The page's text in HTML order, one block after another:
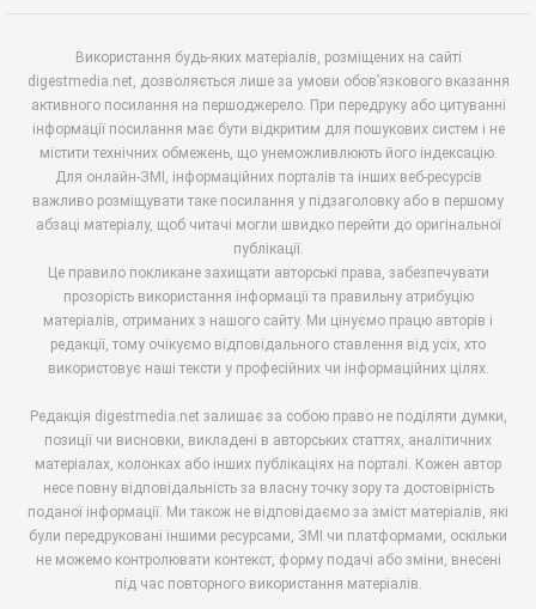
Використання будь-яких матеріалів, розміщених на сайті
digestmedia.net, дозволяється лише за умови обов’язкового вказання
активного посилання на першоджерело. При передруку або цитуванні
інформації посилання має бути відкритим для пошукових систем і не
містити технічних обмежень, що унеможливлюють його індексацію.
Для онлайн-ЗМІ, інформаційних порталів та інших веб-ресурсів
важливо розміщувати таке посилання у підзаголовку або в першому
абзаці матеріалу, щоб читачі могли швидко перейти до оригінальної
публікації.
Це правило покликане захищати авторські права, забезпечувати
прозорість використання інформації та правильну атрибуцію
матеріалів, отриманих з нашого сайту. Ми цінуємо працю авторів і
редакції, тому очікуємо відповідального ставлення від усіх, хто
використовує наші тексти у професійних чи інформаційних цілях.
Редакція digestmedia.net залишає за собою право не поділяти думки,
позиції чи висновки, викладені в авторських статтях, аналітичних
матеріалах, колонках або інших публікаціях на порталі. Кожен автор
несе повну відповідальність за власну точку зору та достовірність
поданої інформації. Ми також не відповідаємо за зміст матеріалів, які
були передруковані іншими ресурсами, ЗМІ чи платформами, оскільки
не можемо контролювати контекст, форму подачі або зміни, внесені
під час повторного використання матеріалів.